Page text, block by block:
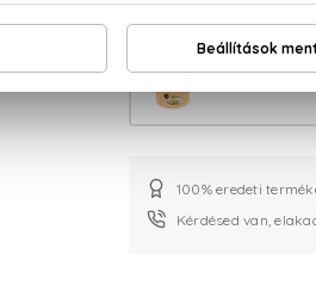
100% eredeti
Kérdésed van,